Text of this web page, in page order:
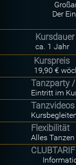
Der
Kursdauer
ca. 1 Jahr
Kurspreis
19,90 €
Tanzparty
Eintritt im
Tanzvideos
Flexibilität
Alles
CLUBTARIF